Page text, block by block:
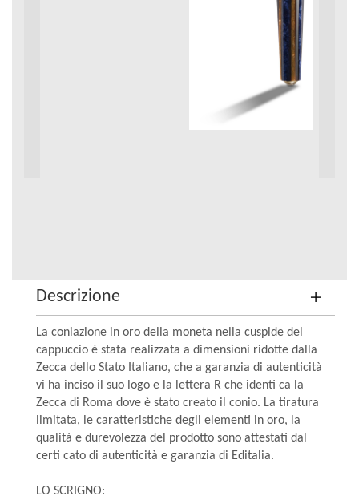
Descrizione
La coniazione in oro della moneta nella cuspide del
cappuccio è stata realizzata a dimensioni ridotte dalla
Zecca dello Stato Italiano, che a garanzia di autenticità
vi ha inciso il suo logo e la lettera R che identi ca la
Zecca di Roma dove è stato creato il conio. La tiratura
limitata, le caratteristiche degli elementi in oro, la
qualità e durevolezza del prodotto sono attestati dal
certi cato di autenticità e garanzia di Editalia.
LO SCRIGNO: